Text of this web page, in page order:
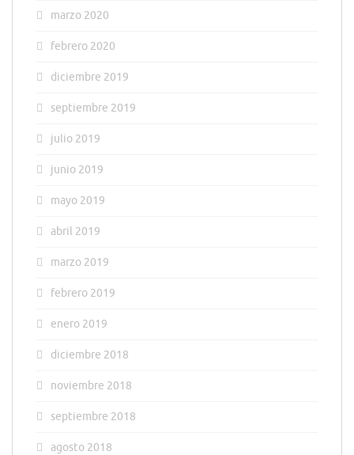
marzo 2020
febrero 2020
diciembre 2019
septiembre 2019
julio 2019
junio 2019
mayo 2019
abril 2019
marzo 2019
febrero 2019
enero 2019
diciembre 2018
noviembre 2018
septiembre 2018
agosto 2018